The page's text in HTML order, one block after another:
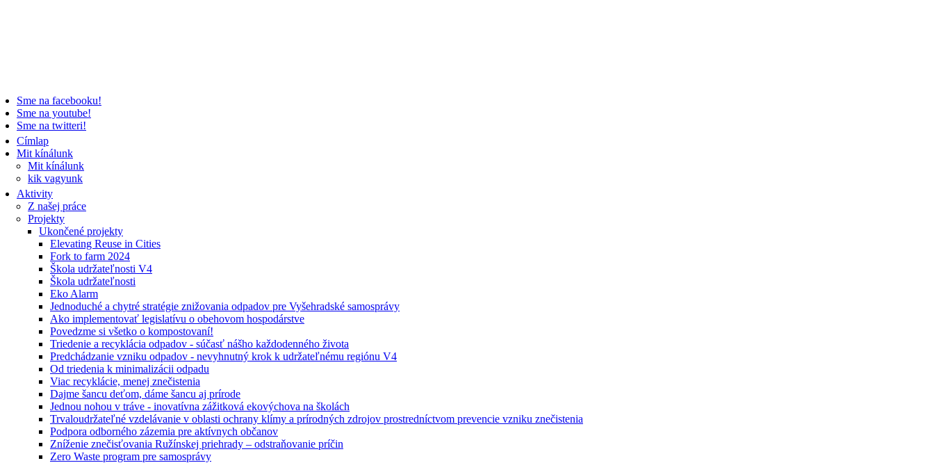
Sme na facebooku!
Sme na youtube!
Sme na twitteri!
Címlap
Mit kínálunk
Mit kínálunk
kik vagyunk
Aktivity
Z našej práce
Projekty
Ukončené projekty
Elevating Reuse in Cities
Fork to farm 2024
Škola udržateľnosti V4
Škola udržateľnosti
Eko Alarm
Jednoduché a chytré stratégie znižovania odpadov pre Vyšehradské samosprávy
Ako implementovať legislatívu o obehovom hospodárstve
Povedzme si všetko o kompostovaní!
Triedenie a recyklácia odpadov - súčasť nášho každodenného života
Predchádzanie vzniku odpadov - nevyhnutný krok k udržateľnému regiónu V4
Od triedenia k minimalizácii odpadu
Viac recyklácie, menej znečistenia
Dajme šancu deťom, dáme šancu aj prírode
Jednou nohou v tráve - inovatívna zážitková ekovýchova na školách
Trvaloudržateľné vzdelávanie v oblasti ochrany klímy a prírodných zdrojov prostredníctvom prevencie vzniku znečistenia
Podpora odborného zázemia pre aktívnych občanov
Zníženie znečisťovania Ružínskej priehrady – odstraňovanie príčin
Zero Waste program pre samosprávy